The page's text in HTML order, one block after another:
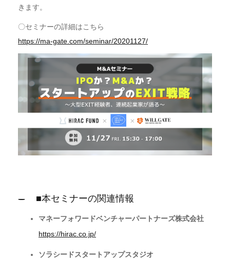
きます。
〇セミナーの詳細はこちら
https://ma-gate.com/seminar/20201127/
■本セミナーの関連情報
マネーフォワードベンチャーパートナーズ株式会社
https://hirac.co.jp/
ソラシードスタートアップスタジオ